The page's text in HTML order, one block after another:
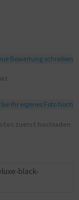
Bewertung schreiben
Ihr eigenes Foto hoch
zuerst hochladen
black-